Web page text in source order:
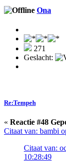
Ona
271
Geslacht:
Re:Tempeh
« Reactie #48
Citaat van: bambi
Citaat van:
10:28:49